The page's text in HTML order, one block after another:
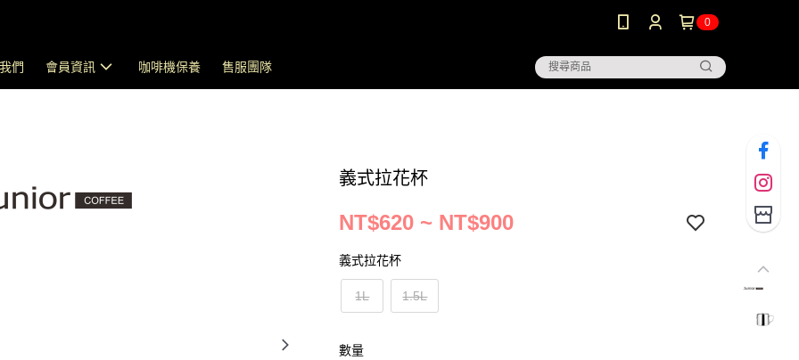
0
們 會員資訊 咖啡機保養 售服團隊
義式拉花杯
NT$620 ~ NT$900
義式拉花杯
1L 1.5L
數量